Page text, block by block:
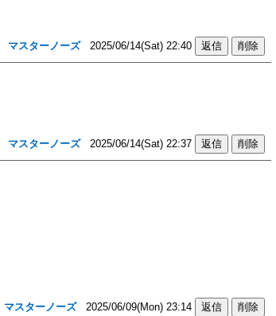
マスターノーズ2025/06/14(Sat) 22:40
マスターノーズ2025/06/14(Sat) 22:37
マスターノーズ2025/06/09(Mon) 23:14